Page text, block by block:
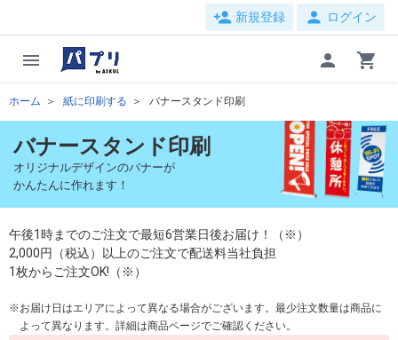
person_add 新規登録 person ログイン
menu person shopping_cart
ホーム 紙に印刷する バナースタンド印刷
バナースタンド印刷
オリジナルデザインのバナーが
かんたんに作れます！
午後1時までのご注文で最短6営業日後お届け！（※）
2,000円（税込）以上のご注文で配送料当社負担
1枚からご注文OK!（※）
お届け日はエリアによって異なる場合がございます。最少注文数量は商品に
よって異なります。詳細は商品ページでご確認ください。